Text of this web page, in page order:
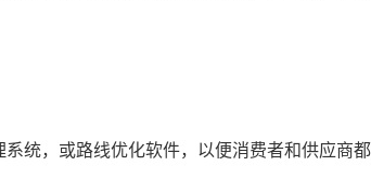
统，或路线优化软件，以便消费者和供应商